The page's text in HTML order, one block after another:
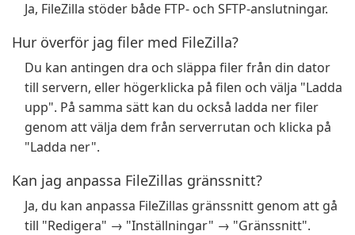
Ja, FileZilla stöder både FTP- och SFTP-anslutningar.
Hur överför jag filer med FileZilla?
Du kan antingen dra och släppa filer från din dator
till servern, eller högerklicka på filen och välja "Ladda
upp". På samma sätt kan du också ladda ner filer
genom att välja dem från serverrutan och klicka på
"Ladda ner".
Kan jag anpassa FileZillas gränssnitt?
Ja, du kan anpassa FileZillas gränssnitt genom att gå
till "Redigera" → "Inställningar" → "Gränssnitt".